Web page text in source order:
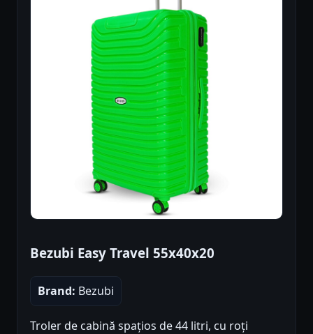
Bezubi Easy Travel 55x40x20
Brand: Bezubi
Troler de cabină spațios de 44 litri, cu roți